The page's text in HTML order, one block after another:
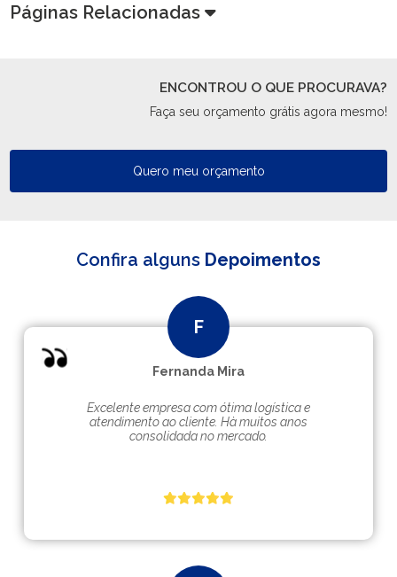
Páginas Relacionadas
ENCONTROU O QUE PROCURAVA?
Faça seu orçamento grátis agora mesmo!
Quero meu orçamento
Confira alguns Depoimentos
Fernanda Mira
Excelente empresa com ótima logística e
atendimento ao cliente. Hà muitos anos
consolidada no mercado.